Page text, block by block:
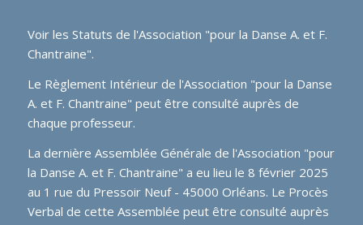
Voir les Statuts de l'Association "pour la Danse A. et F.
Chantraine".
Le Règlement Intérieur de l'Association "pour la Danse
A. et F. Chantraine" peut être consulté auprès de
chaque professeur.
La dernière Assemblée Générale de l'Association "pour
la Danse A. et F. Chantraine" a eu lieu le 8 février 2025
au 1 rue du Pressoir Neuf - 45000 Orléans. Le Procès
Verbal de cette Assemblée peut être consulté auprès